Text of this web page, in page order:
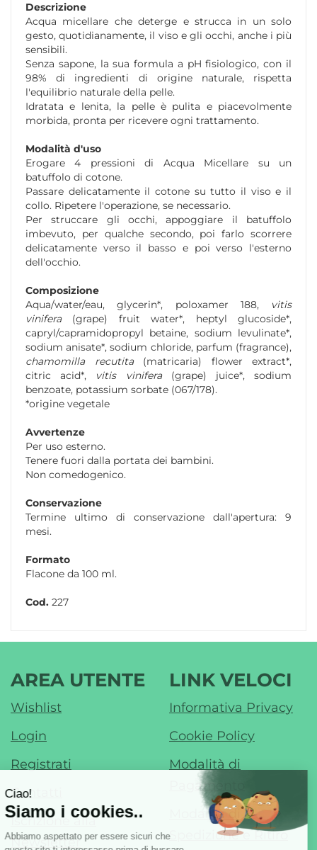
Descrizione
Acqua micellare che deterge e strucca in un solo
gesto, quotidianamente, il viso e gli occhi, anche i più
sensibili.
Senza sapone, la sua formula a pH fisiologico, con il
98% di ingredienti di origine naturale, rispetta
l'equilibrio naturale della pelle.
Idratata e lenita, la pelle è pulita e piacevolmente
morbida, pronta per ricevere ogni trattamento.
Modalità d'uso
Erogare 4 pressioni di Acqua Micellare su un
batuffolo di cotone.
Passare delicatamente il cotone su tutto il viso e il
collo. Ripetere l'operazione, se necessario.
Per struccare gli occhi, appoggiare il batuffolo
imbevuto, per qualche secondo, poi farlo scorrere
delicatamente verso il basso e poi verso l'esterno
dell'occhio.
Composizione
Aqua/water/eau, glycerin*, poloxamer 188,
vitis
vinifera(grape) fruit water*, heptyl glucoside*,
capryl/capramidopropyl betaine, sodium levulinate*,
sodium anisate*, sodium chloride, parfum (fragrance),
chamomilla recutita(matricaria) flower extract*,
citric acid*, vitis vinifera(grape) juice*, sodium
benzoate, potassium sorbate (067/178).
*origine vegetale
Avvertenze
Per uso esterno.
Tenere fuori dalla portata dei bambini.
Non comedogenico.
Conservazione
Termine ultimo di conservazione dall'apertura: 9
mesi.
Formato
Flacone da 100 ml.
Cod. 227
AREA UTENTE
Wishlist
Login
Registrati
Contatti
Iscrizione alla
Newsletter
LINK VELOCI
Informativa Privacy
Cookie Policy
Modalità di
Pagamento
Modalità di
Spedizione e Ritiro